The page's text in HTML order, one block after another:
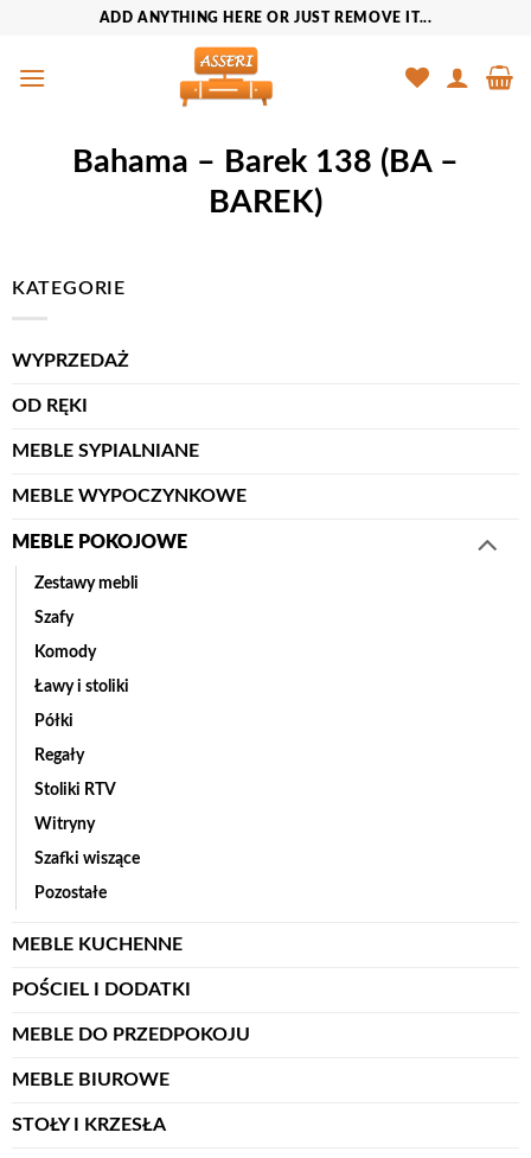
zawartości
ADD ANYTHING HERE OR JUST REMOVE IT...
Bahama – Barek 138 (BA –
BAREK)
KATEGORIE
WYPRZEDAŻ
OD RĘKI
MEBLE SYPIALNIANE
MEBLE WYPOCZYNKOWE
MEBLE POKOJOWE
Zestawy mebli
Szafy
Komody
Ławy i stoliki
Półki
Regały
Stoliki RTV
Witryny
Szafki wiszące
Pozostałe
MEBLE KUCHENNE
POŚCIEL I DODATKI
MEBLE DO PRZEDPOKOJU
MEBLE BIUROWE
STOŁY I KRZESŁA